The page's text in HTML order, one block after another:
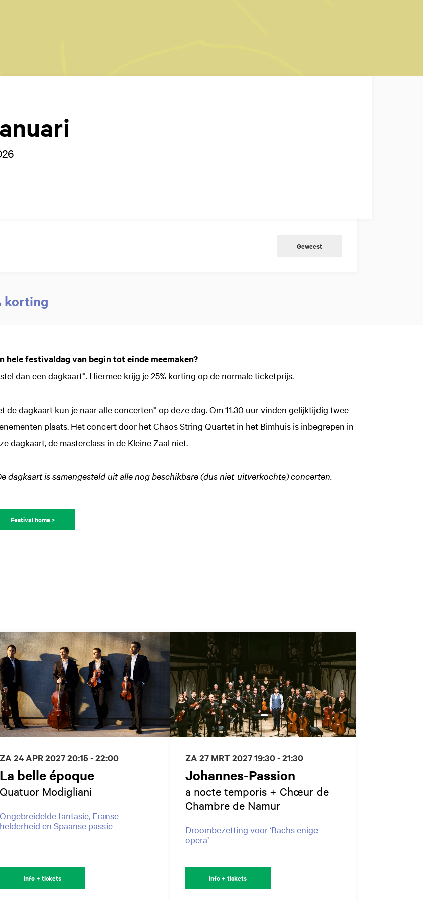
Geweest
korting
hele festivaldag van begin tot einde meemaken?
dan een dagkaart*. Hiermee krijg je 25% korting op de normale ticketprijs.
de dagkaart kun je naar alle concerten* op deze dag. Om 11.30 uur vinden gelijktijdig twee
plaats. Het concert door het Chaos String Quartet in het Bimhuis is inbegrepen in
dagkaart, de masterclass in de Kleine Zaal niet.
dagkaart is samengesteld uit alle nog beschikbare (dus niet-uitverkochte) concerten.
Festival home >
La belle époque
Quatuor Modigliani
Ongebreidelde fantasie, Franse
helderheid en Spaanse passie
ZA 24 APR 202720:15 - 22:00
Info + tickets
Johannes-Passion
a nocte temporis + Chœur de
Chambre de Namur
Droombezetting voor ‘Bachs enige
opera’
ZA 27 MRT 202719:30 - 21:30
Info + tickets